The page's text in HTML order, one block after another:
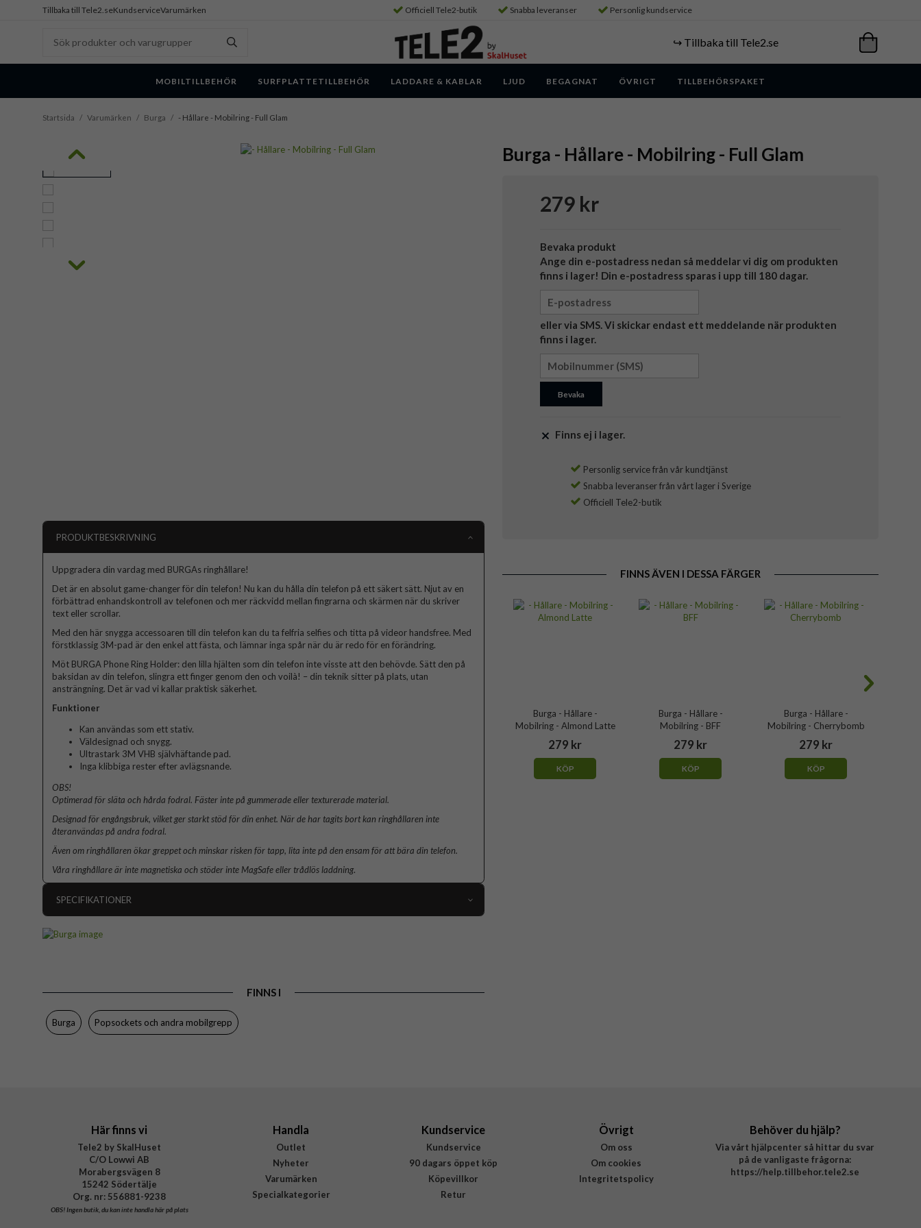
Tillbaka till Tele2.seKundserviceVarumärken Officiell Tele2-butik Snabba leveranser Personlig kundservice
↪️ Tillbaka till Tele2.se
MOBILTILLBEHÖR SURFPLATTETILLBEHÖR LADDARE & KABLAR LJUD BEGAGNAT ÖVRIGT TILLBEHÖRSPAKET
Startsida / Varumärken / Burga / - Hållare - Mobilring - Full Glam
Burga - Hållare - Mobilring - Full Glam
279 kr
Bevaka produkt
Ange din e-postadress nedan så meddelar vi dig om produkten
finns i lager! Din e-postadress sparas i upp till 180 dagar.
eller via SMS. Vi skickar endast ett meddelande när produkten
finns i lager.
Bevaka
Finns ej i lager.
Personlig service från vår kundtjänst
Snabba leveranser från vårt lager i Sverige
Officiell Tele2-butik
FINNS ÄVEN I DESSA FÄRGER
Burga - Hållare -
Mobilring - Almond Latte
279 kr
KÖP
Burga - Hållare -
Mobilring - BFF
279 kr
KÖP
Burga - Hållare -
Mobilring - Cherrybomb
279 kr
KÖP
PRODUKTBESKRIVNING
Uppgradera din vardag med BURGAs ringhållare!
Det är en absolut game-changer för din telefon! Nu kan du hålla din telefon på ett säkert sätt. Njut av en
förbättrad enhandskontroll av telefonen och mer räckvidd mellan fingrarna och skärmen när du skriver
text eller scrollar.
Med den här snygga accessoaren till din telefon kan du ta felfria selfies och titta på videor handsfree. Med
förstklassig 3M-pad är den enkel att fästa, och lämnar inga spår när du är redo för en förändring.
Möt BURGA Phone Ring Holder: den lilla hjälten som din telefon inte visste att den behövde. Sätt den på
baksidan av din telefon, slingra ett finger genom den och voilà! – din teknik sitter på plats, utan
ansträngning. Det är vad vi kallar praktisk säkerhet.
Funktioner
Kan användas som ett stativ.
Väldesignad och snygg.
Ultrastark 3M VHB självhäftande pad.
Inga klibbiga rester efter avlägsnande.
OBS!
Optimerad för släta och hårda fodral. Fäster inte på gummerade eller texturerade material.
Designad för engångsbruk, vilket ger starkt stöd för din enhet. När de har tagits bort kan ringhållaren inte
återanvändas på andra fodral.
Även om ringhållaren ökar greppet och minskar risken för tapp, lita inte på den ensam för att bära din telefon.
Våra ringhållare är inte magnetiska och stöder inte MagSafe eller trådlös laddning.
SPECIFIKATIONER
Varumärke
Burga
Tillverkarens art nr
EAN
FINNS I
Burga Popsockets och andra mobilgrepp
Här finns vi
Tele2 by SkalHuset
C/O Lowwi AB
Morabergsvägen 8
15242 Södertälje
Org. nr: 556881-9238
OBS!Ingen butik, du kan inte handla här på plats
Handla
Outlet
Nyheter
Varumärken
Specialkategorier
Kundservice
Kundservice
90 dagars öppet köp
Köpevillkor
Retur
Övrigt
Om oss
Om cookies
Integritetspolicy
Behöver du hjälp?
Via vårt hjälpcenter så hittar du svar
på de vanligaste frågorna:
https://help.tillbehor.tele2.se